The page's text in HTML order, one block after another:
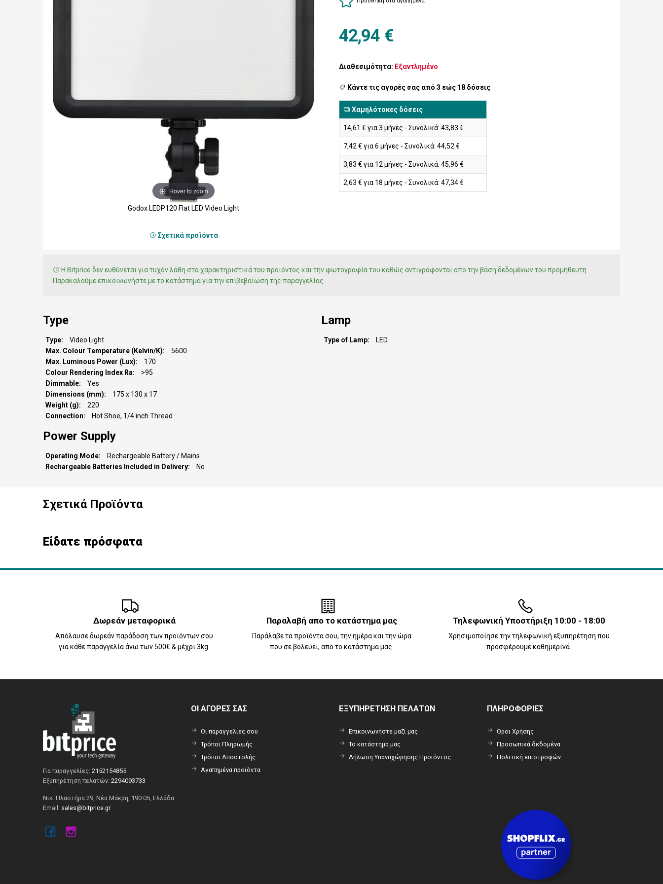
Hover to zoom
Godox LEDP120 Flat LED Video Light
Σχετικά προϊόντα
42,94 €
Διαθεσιμότητα: Εξαντλημένο
Κάντε τις αγορές σας από 3 εώς 18 δόσεις
Χαμηλότοκες δόσεις
14,61 € για 3 μήνες - Συνολικά: 43,83 €
7,42 € για 6 μήνες - Συνολικά: 44,52 €
3,83 € για 12 μήνες - Συνολικά: 45,96 €
2,63 € για 18 μήνες - Συνολικά: 47,34 €
Η Bitprice δεν ευθύνεται για τυχόν λάθη στα χαρακτηριστικά του προιόντος και την φωτογραφία του καθώς αντιγράφονται απο την βάση δεδομένων του προμηθευτη.
Παρακαλούμε επικοινωνήστε με το κατάστημα για την επιβεβαίωση της παραγγελίας.
Type
Type
Video Light
Max. Colour Temperature (Kelvin/K)
5600
Max. Luminous Power (Lux)
170
Colour Rendering Index Ra
>95
Dimmable
Yes
Dimensions (mm)
175 x 130 x 17
Weight (g)
220
Connection
Hot Shoe, 1/4 inch Thread
Lamp
Type of Lamp LED
Power Supply
Operating Mode
Rechargeable Battery / Mains
Rechargeable Batteries Included in Delivery
No
Σχετικά Προϊόντα
Είδατε πρόσφατα
Δωρεάν μεταφορικά
Απόλαυσε δωρεάν παράδοση των προϊόντων σου
για κάθε παραγγελία άνω των 500€ & μέχρι 3kg.
Παραλαβή απο το κατάστημα μας
Παράλαβε τα προϊόντα σου, την ημέρα και την ώρα
που σε βολεύει, απο το κατάστημα μας.
Τηλεφωνική Υποστήριξη 10:00 - 18:00
Χρησιμοποίησε την τηλεφωνική εξυπηρέτηση που
προσφέρουμε καθημερινά.
Για παραγγελίες: 2152154855
Εξυπηρέτηση πελατών: 2294093733
Νικ. Πλαστήρα 29, Νέα Μάκρη, 190 05, Ελλάδα
Email: sales@bitprice.gr
ΟΙ ΑΓΟΡΕΣ ΣΑΣ
Οι παραγγελίες σου
Τρόποι Πληρωμής
Τρόποι Αποστολής
Αγαπημένα προϊόντα
ΕΞΥΠΗΡΕΤΗΣΗ ΠΕΛΑΤΩΝ
Επικοινωνήστε μαζί μας
Το κατάστημα μας
Δήλωση Υπαναχώρησης Προϊόντος
ΠΛΗΡΟΦΟΡΙΕΣ
Όροι Χρήσης
Προσωπικά δεδομένα
Πολιτική επιστροφών